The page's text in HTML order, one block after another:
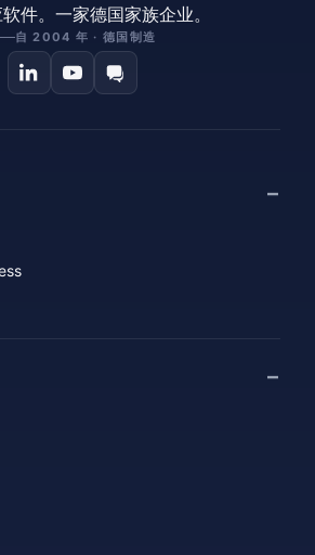
件。一家德国家族企业。
自 2004 年 · 德国制造